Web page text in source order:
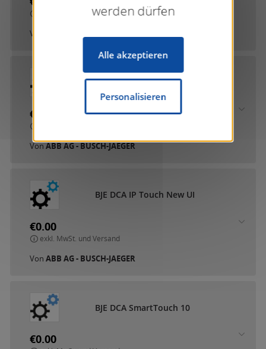
exkl. MwSt. und Versand
Von
BJE DCA 2.4" Display
€0.00
VonABB AG - BUSCH-JAEGER
BJE DCA IP Touch New UI
€0.00
exkl. MwSt. und Versand
Von ABB AG - BUSCH-JAEGER
BJE DCA SmartTouch 10
€0.00
werden dürfen
Alle akzeptieren
Personalisieren